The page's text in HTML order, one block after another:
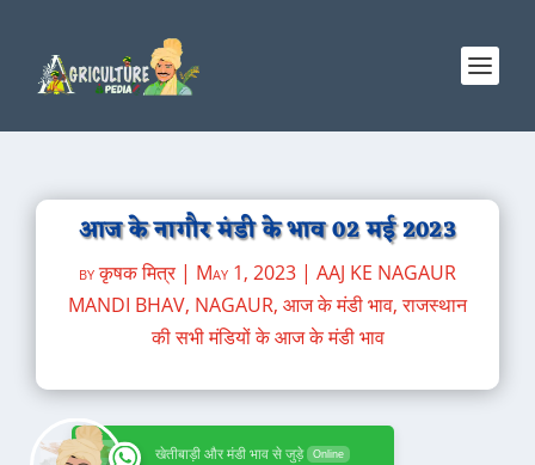
आज के नागौर मंडी के भाव 02 मई 2023
byकृषक मित्र | May 1, 2023 | AAJ KE NAGAUR
MANDI BHAV, NAGAUR, आज के मंडी भाव,राजस्थान
की सभी मंडियों के आज के मंडी भाव
खेतीबाड़ी और मंडी भाव से जुड़े Online